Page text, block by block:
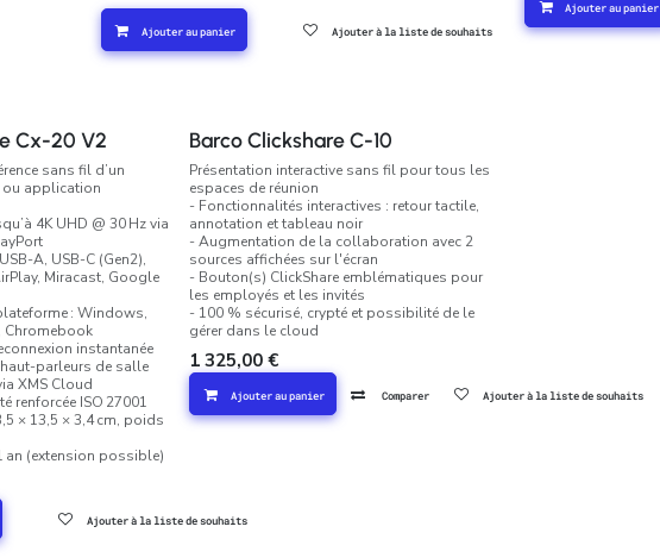
Ajouter au panier Ajouter à la liste de souhaits
Ajouter au panier
Cx-20 V2
sans fil d’un
application
4K UHD @ 30 Hz via
A, USB-C (Gen2),
Miracast, Google
: Windows,
Chromebook
instantanée
parleurs de salle
XMS Cloud
renforcée ISO 27001
× 13,5 × 3,4 cm, poids
an (extension possible)
Ajouter à la liste de souhaits
Barco Clickshare C-10
Présentation interactive sans fil pour tous les
espaces de réunion
- Fonctionnalités interactives : retour tactile,
annotation et tableau noir
- Augmentation de la collaboration avec 2
sources affichées sur l'écran
- Bouton(s) ClickShare emblématiques pour
les employés et les invités
- 100 % sécurisé, crypté et possibilité de le
gérer dans le cloud
1 325,00 €
Ajouter au panier Comparer Ajouter à la liste de souhaits